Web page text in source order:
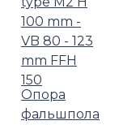
Опора
фальшпола